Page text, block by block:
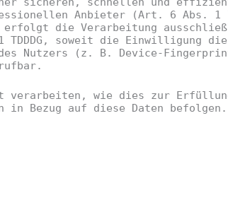
Anbieter (Art. 6 Abs. 1
erfolgt die Verarbeitung
soweit die Einwilligung die
Nutzers (z. B. Device-
verarbeiten, wie dies zur
Bezug auf diese Daten befolgen.